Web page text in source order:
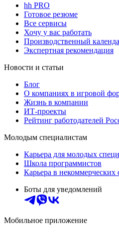
hh PRO
Готовое резюме
Все сервисы
Хочу у вас работать
Производственный
Экспертная рекомендация
Новости и статьи
Блог
О компаниях в игровой
Жизнь в компании
ИТ-проекты
Рейтинг работодателей
Молодым специалистам
Карьера для молодых
Школа программистов
Карьера в некоммерческих
Боты для уведомлений
Мобильное приложение